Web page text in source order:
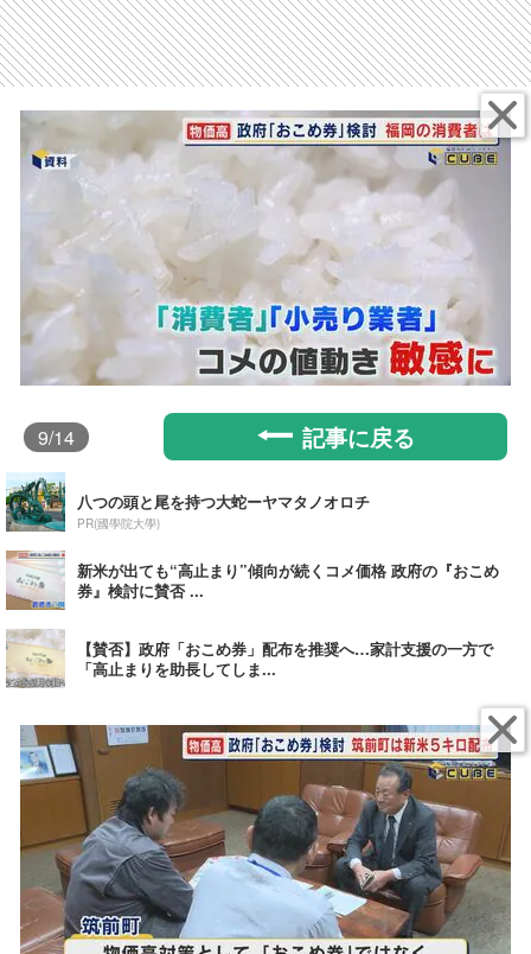
9/14 記事に戻る
八つの頭と尾を持つ大蛇ーヤマタノオロチ
PR(國學院大學)
新米が出ても“高止まり”傾向が続くコメ価格 政府の『おこめ
券』検討に賛否 ...
【賛否】政府「おこめ券」配布を推奨へ…家計支援の一方で
「高止まりを助長してしま...